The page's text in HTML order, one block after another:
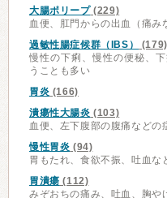
大腸ポリープ(229)
血便、肛門からの出血（痛み
過敏性腸症候群（IBS）
(179)
慢性の下痢、慢性の便秘、
うことも多い
胃炎 (166)
潰瘍性大腸炎 (103)
血便、左下腹部の腹痛などの
慢性胃炎 (94)
胃もたれ、食欲不振、吐血な
胃潰瘍 (112)
みぞおちの痛み、吐血、胸や